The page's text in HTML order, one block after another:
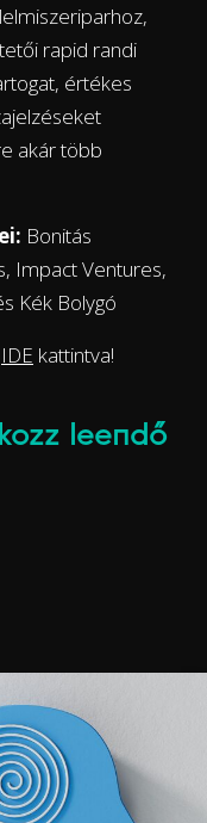
rapid randi
érték​es
akár több
Bonitás
Impact Ventures,
Kék Bolygó
IDE kattintva!
leendő